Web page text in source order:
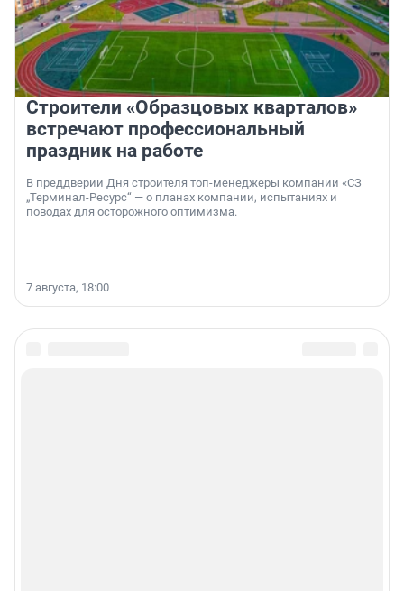
Строители «Образцовых кварталов»
встречают профессиональный
праздник на работе
В преддверии Дня строителя топ-менеджеры компании «СЗ
„Терминал-Ресурс“ — о планах компании, испытаниях и
поводах для осторожного оптимизма.
7 августа, 18:00